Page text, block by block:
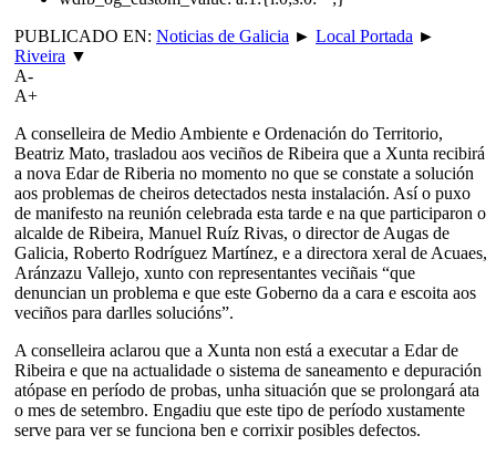
PUBLICADO EN: Noticias de Galicia ► Local Portada ►
Riveira ▼
A-
A+
A conselleira de Medio Ambiente e Ordenación do Territorio,
Beatriz Mato, trasladou aos veciños de Ribeira que a Xunta recibirá
a nova Edar de Riberia no momento no que se constate a solución
aos problemas de cheiros detectados nesta instalación. Así o puxo
de manifesto na reunión celebrada esta tarde e na que participaron o
alcalde de Ribeira, Manuel Ruíz Rivas, o director de Augas de
Galicia, Roberto Rodríguez Martínez, e a directora xeral de Acuaes,
Aránzazu Vallejo, xunto con representantes veciñais “que
denuncian un problema e que este Goberno da a cara e escoita aos
veciños para darlles solucións”.
A conselleira aclarou que a Xunta non está a executar a Edar de
Ribeira e que na actualidade o sistema de saneamento e depuración
atópase en período de probas, unha situación que se prolongará ata
o mes de setembro. Engadiu que este tipo de período xustamente
serve para ver se funciona ben e corrixir posibles defectos.